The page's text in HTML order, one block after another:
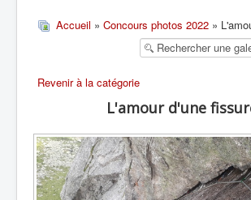
RANDONNÉE SPORTIVE
Accueil » Concours photos 2022 »
Revenir à la catégorie
L'amour d'une